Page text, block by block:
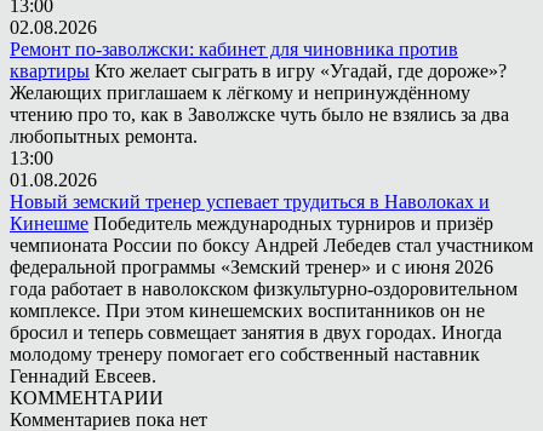
13:00
02.08.2026
Ремонт по-заволжски: кабинет для чиновника против
квартиры Кто желает сыграть в игру «Угадай, где дороже»?
Желающих приглашаем к лёгкому и непринуждённому
чтению про то, как в Заволжске чуть было не взялись за два
любопытных ремонта.
13:00
01.08.2026
Новый земский тренер успевает трудиться в Наволоках и
Кинешме Победитель международных турниров и призёр
чемпионата России по боксу Андрей Лебедев стал участником
федеральной программы «Земский тренер» и с июня 2026
года работает в наволокском физкультурно-оздоровительном
комплексе. При этом кинешемских воспитанников он не
бросил и теперь совмещает занятия в двух городах. Иногда
молодому тренеру помогает его собственный наставник
Геннадий Евсеев.
КОММЕНТАРИИ
Комментариев пока нет